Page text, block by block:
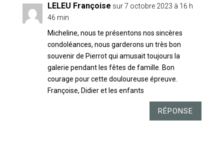
LELEU Françoise sur 7 octobre 2023 à 16 h
46 min
Micheline, nous te présentons nos sincères
condoléances, nous garderons un très bon
souvenir de Pierrot qui amusait toujours la
galerie pendant les fêtes de famille. Bon
courage pour cette douloureuse épreuve.
Françoise, Didier et les enfants
RÉPONSE